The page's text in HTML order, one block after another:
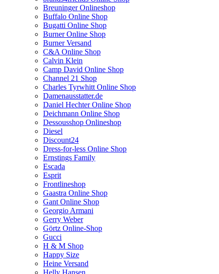
Breuninger Onlineshop
Buffalo Online Shop
Bugatti Online Shop
Burner Online Shop
Burner Versand
C&A Online Shop
Calvin Klein
Camp David Online Shop
Channel 21 Shop
Charles Tyrwhitt Online Shop
Damenausstatter.de
Daniel Hechter Online Shop
Deichmann Online Shop
Dessousshop Onlineshop
Diesel
Discount24
Dress-for-less Online Shop
Ernstings Family
Escada
Esprit
Frontlineshop
Gaastra Online Shop
Gant Online Shop
Georgio Armani
Gerry Weber
Görtz Online-Shop
Gucci
H & M Shop
Happy Size
Heine Versand
Helly Hansen